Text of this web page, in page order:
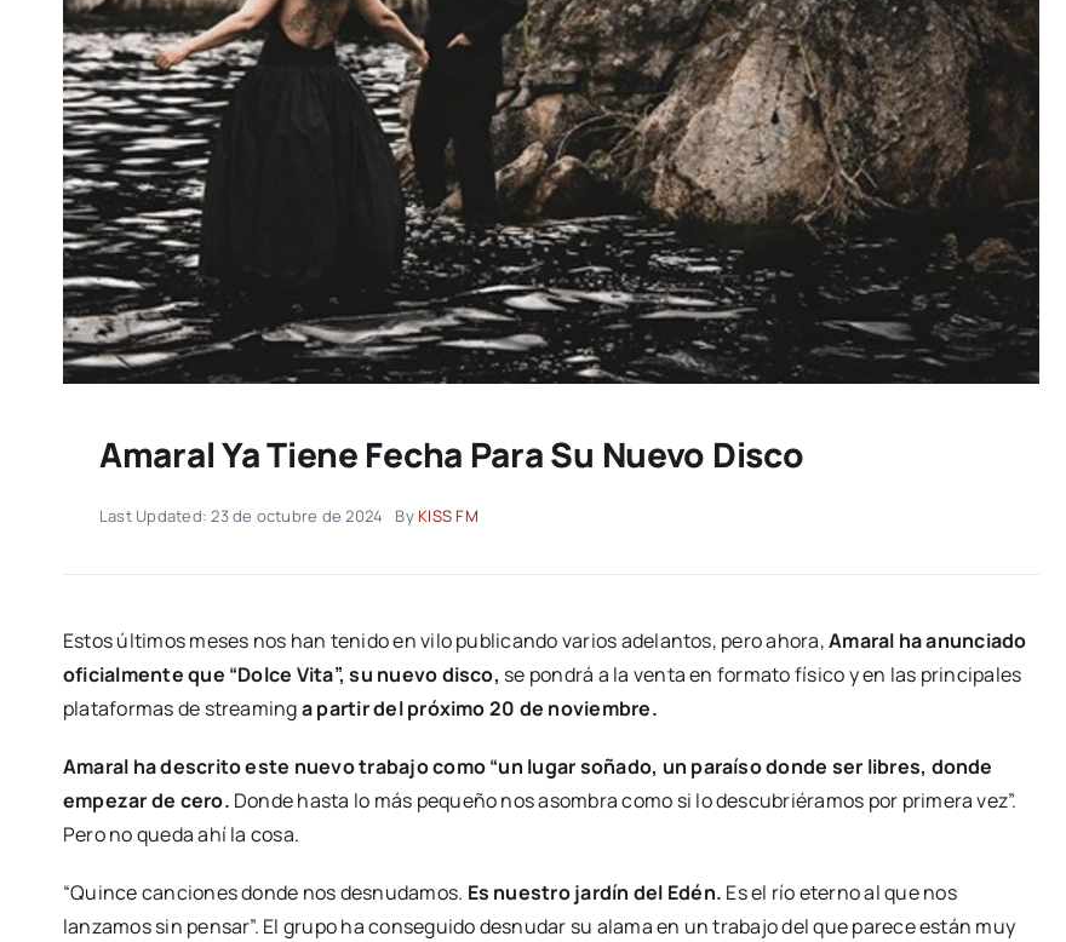
Amaral Ya Tiene Fecha Para Su Nuevo Disco
Last Updated: 23 de octubre de 2024 By KISS FM
Estos últimos meses nos han tenido en vilo publicando varios adelantos, pero ahora,Amaral ha anunciado
oficialmente que “Dolce Vita”, su nuevo disco, se pondrá a la venta en formato físico y en las principales
plataformas de streaminga partir del próximo 20 de noviembre.
Amaral ha descrito este nuevo trabajo como “un lugar soñado, un paraíso donde ser libres, donde
empezar de cero. Donde hasta lo más pequeño nos asombra como si lo descubriéramos por primera vez”.
Pero no queda ahí la cosa.
“Quince canciones donde nos desnudamos. Es nuestro jardín del Edén. Es el río eterno al que nos
lanzamos sin pensar”. El grupo ha conseguido desnudar su alama en un trabajo del que parece están muy